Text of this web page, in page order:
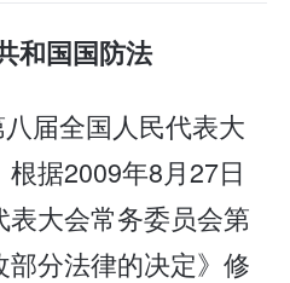
和国国防法
八届全国人民代表大
据2009年8月27日
大会常务委员会第
分法律的决定》修